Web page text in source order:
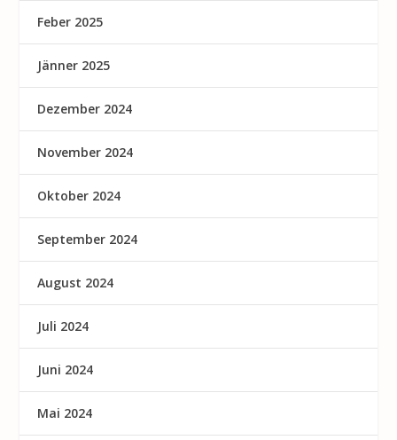
Feber 2025
Jänner 2025
Dezember 2024
November 2024
Oktober 2024
September 2024
August 2024
Juli 2024
Juni 2024
Mai 2024